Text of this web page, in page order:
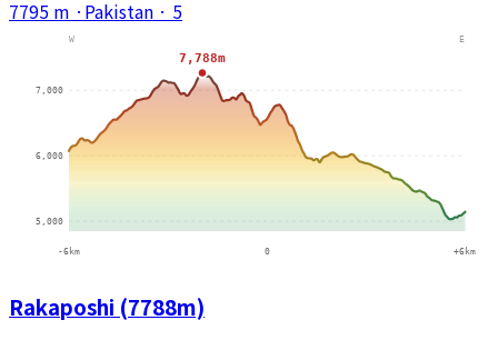
7795 m · Pakistan · 5
Rakaposhi (7788m)